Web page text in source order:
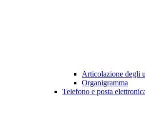
Articolazione degli
Organigramma
Telefono e posta